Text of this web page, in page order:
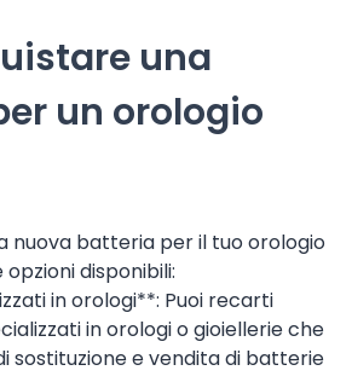
una
un orologio
nuova batteria per il tuo orologio
disponibili:
in orologi**: Puoi recarti
in orologi o gioiellerie che
sostituzione e vendita di batterie